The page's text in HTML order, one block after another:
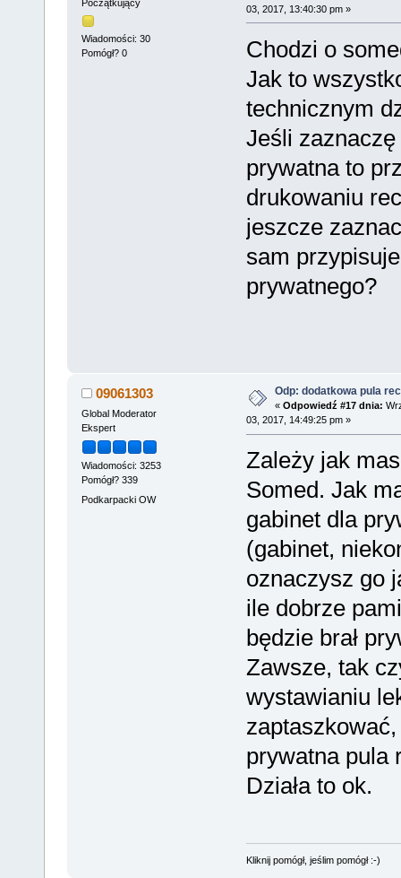
Początkujący
Wiadomości: 30
Pomógł? 0
03, 2017, 13:40:30 pm »
Chodzi o
Jak to
technicznym
Jeśli
prywatna to
drukowaniu
jeszcze
sam
prywatnego?
09061303
Global Moderator
Ekspert
Wiadomości: 3253
Pomógł? 339
Podkarpacki OW
Odp: dodatkowa pula
« Odpowiedź #17 dnia:
03, 2017, 14:49:25 pm »
Zależy jak
Somed. Jak
gabinet dla
(gabinet,
oznaczysz go
ile dobrze
będzie brał
Zawsze, tak
wystawianiu
prywatna pula
Działa to ok.
Kliknij pomógł, jeślim pomógł :-)